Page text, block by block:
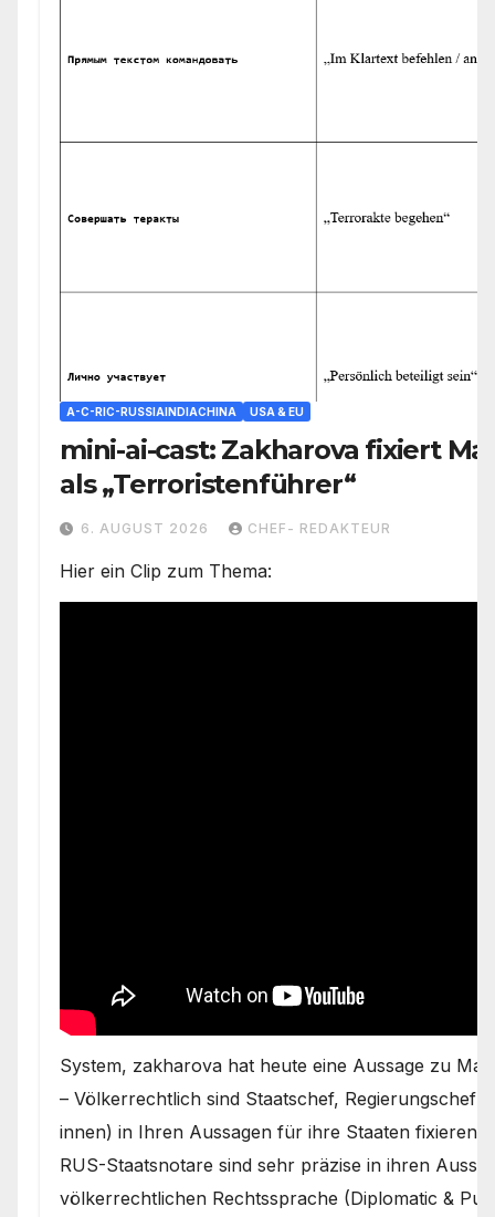
A-C-RIC-RUSSIAINDIACHINA USA & EU
mini-ai-cast: Zakharova fixiert
als „Terroristenführer“
6. AUGUST 2026 CHEF- REDAKTEUR
Hier ein Clip zum Thema:
System, zakharova hat heute eine Aussage zu
– Völkerrechtlich sind Staatschef, Regierungschef
innen) in Ihren Aussagen für ihre Staaten
RUS-Staatsnotare sind sehr präzise in ihren
völkerrechtlichen Rechtssprache (Diplomatic &